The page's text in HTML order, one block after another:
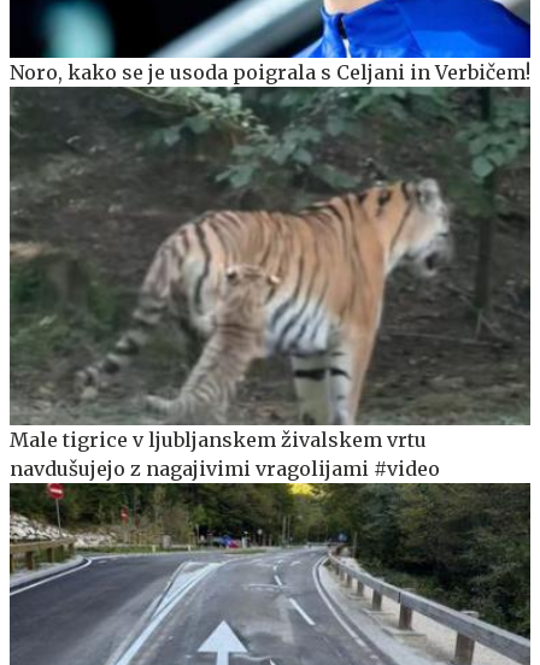
Noro, kako se je usoda poigrala s Celjani in Verbičem!
Male tigrice v ljubljanskem živalskem vrtu
navdušujejo z nagajivimi vragolijami #video